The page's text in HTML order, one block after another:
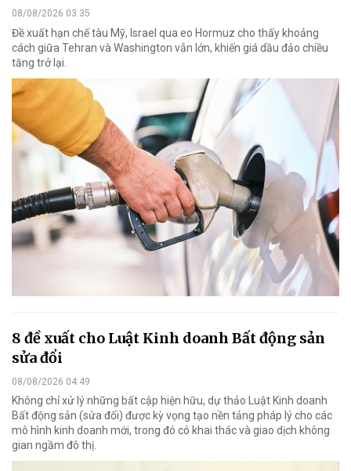
08/08/2026 03:35
Đề xuất hạn chế tàu Mỹ, Israel qua eo Hormuz cho thấy khoảng
cách giữa Tehran và Washington vẫn lớn, khiến giá dầu đảo chiều
tăng trở lại.
8 đề xuất cho Luật Kinh doanh Bất động sản
sửa đổi
08/08/2026 04:49
Không chỉ xử lý những bất cập hiện hữu, dự thảo Luật Kinh doanh
Bất động sản (sửa đổi) được kỳ vọng tạo nền tảng pháp lý cho các
mô hình kinh doanh mới, trong đó có khai thác và giao dịch không
gian ngầm đô thị.